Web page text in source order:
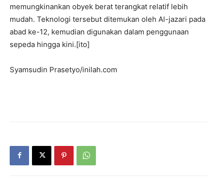
memungkinankan obyek berat terangkat relatif lebih
mudah. Teknologi tersebut ditemukan oleh Al-jazari pada
abad ke-12, kemudian digunakan dalam penggunaan
sepeda hingga kini.[ito]
Syamsudin Prasetyo/inilah.com